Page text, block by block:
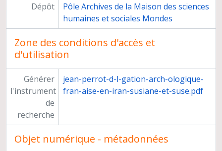
Dépôt
Pôle Archives de la Maison des sciences
humaines et sociales Mondes
Zone des conditions d'accès et
d'utilisation
Générer
l'instrument
de
recherche
jean-perrot-d-l-gation-arch-ologique-
fran-aise-en-iran-susiane-et-suse.pdf
Objet numérique - métadonnées